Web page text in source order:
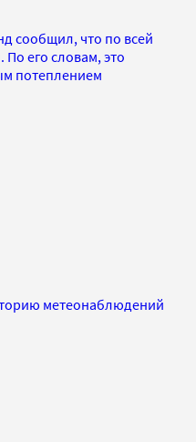
сообщил, что по всей
его словам, это
потеплением
метеонаблюдений